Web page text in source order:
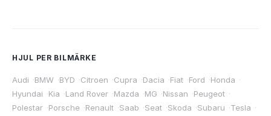
HJUL PER BILMÄRKE
Audi ·BMW ·BYD ·Citroen ·Cupra ·Dacia ·Fiat ·Ford ·Honda ·
Hyundai ·Kia ·Land Rover ·Mazda ·MG ·Nissan ·Peugeot ·
Polestar ·Porsche ·Renault ·Saab ·Seat ·Skoda ·Subaru ·Tesla ·